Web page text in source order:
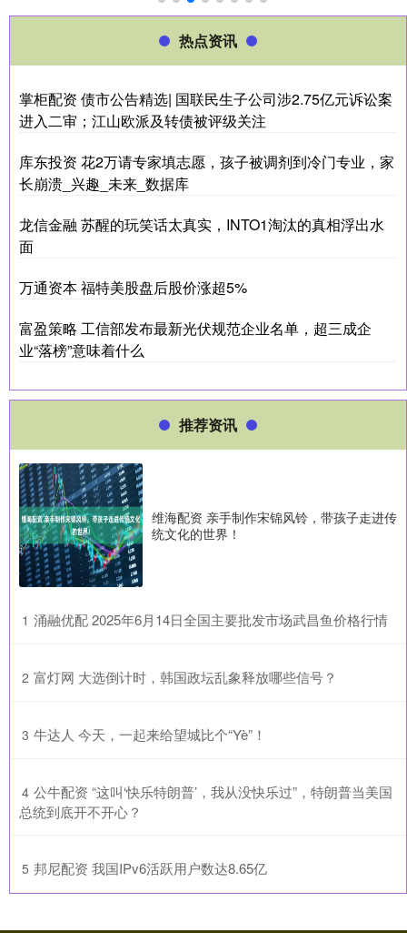
热点资讯
掌柜配资 债市公告精选| 国联民生子公司涉2.75亿元诉讼案
进入二审；江山欧派及转债被评级关注
库东投资 花2万请专家填志愿，孩子被调剂到冷门专业，家
长崩溃_兴趣_未来_数据库
龙信金融 苏醒的玩笑话太真实，INTO1淘汰的真相浮出水
面
万通资本 福特美股盘后股价涨超5%
富盈策略 工信部发布最新光伏规范企业名单，超三成企
业“落榜”意味着什么
推荐资讯
维海配资 亲手制作宋锦风铃，带孩子走进传
统文化的世界！
1 ​涌融优配 2025年6月14日全国主要批发市场武昌鱼价格行情
2 ​富灯网 大选倒计时，韩国政坛乱象释放哪些信号？
3 ​牛达人 今天，一起来给望城比个“Yè”！
4 ​公牛配资 “这叫‘快乐特朗普’，我从没快乐过”，特朗普当美国
总统到底开不开心？
5 ​邦尼配资 我国IPv6活跃用户数达8.65亿